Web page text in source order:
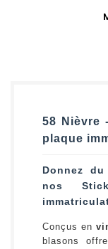
58 Nièvre
plaque
Donnez
nos
Conçus en
blasons